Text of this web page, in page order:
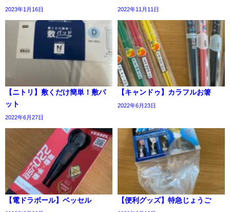
2023年1月16日 2022年11月11日
【ニトリ】敷くだけ簡単！敷パ
ット
2022年6月27日
【キャンドゥ】カラフルお箸
2022年6月23日
【電ドラボール】ベッセル 【便利グッズ】特急じょうご